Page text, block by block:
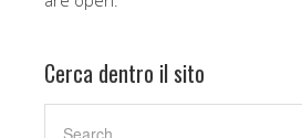
Cerca dentro il sito